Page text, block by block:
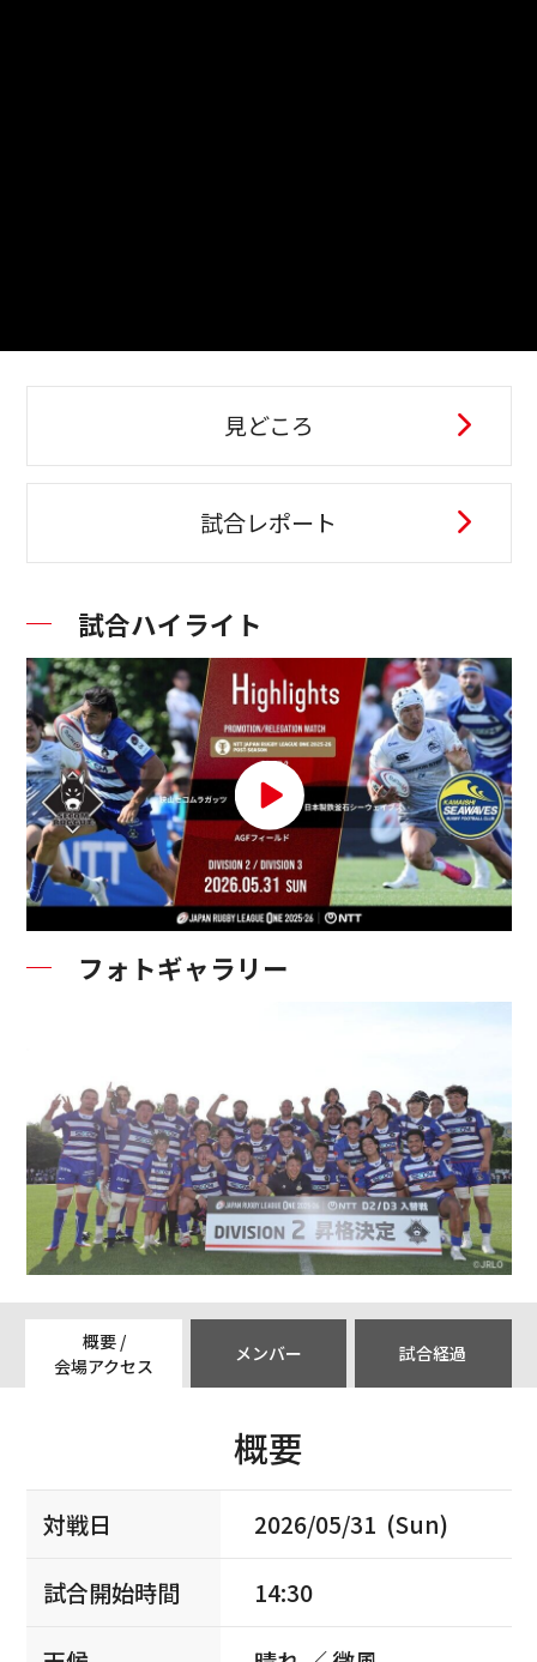
見どころ
試合レポート
試合ハイライト
フォトギャラリー
概要 /
会場アクセス
メンバー 試合経過
概要
対戦日 2026/05/31 (Sun)
試合開始時間 14:30